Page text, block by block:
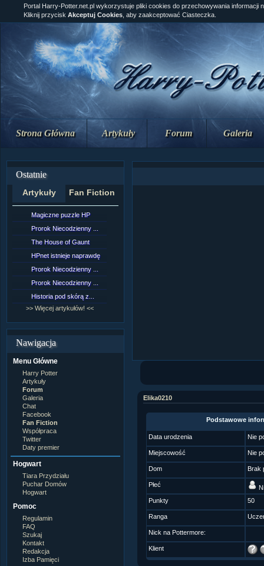
Strona Główna Artykuły Forum Galeria
Ostatnie
Artykuły Fan Fiction
Magiczne puzzle HP
Prorok Niecodzienny ...
The House of Gaunt
HPnet istnieje naprawdę
Prorok Niecodzienny ...
Prorok Niecodzienny ...
Historia pod skórą z...
>> Więcej artykułów! <<
Nawigacja
Menu Główne
Harry Potter
Artykuły
Forum
Galeria
Chat
Facebook
Fan Fiction
Współpraca
Twitter
Daty premier
Hogwart
Tiara Przydziału
Puchar Domów
Hogwart
Pomoc
Regulamin
FAQ
Szukaj
Kontakt
Redakcja
Izba Pamięci
Portal Harry-Potter.net.pl wykorzystuje pliki cookies do przechowywania informacji
Kliknij przycisk Akceptuj Cookies , aby zaakceptować Ciasteczka.
Elika0210
Podstawowe
Data urodzenia Nie
Miejscowość Nie
Dom Brak
Płeć
Punkty
50
Ranga
Nick na Pottermore:
Klient